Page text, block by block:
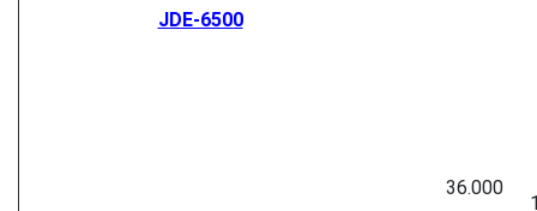
JDE-6500
36.000